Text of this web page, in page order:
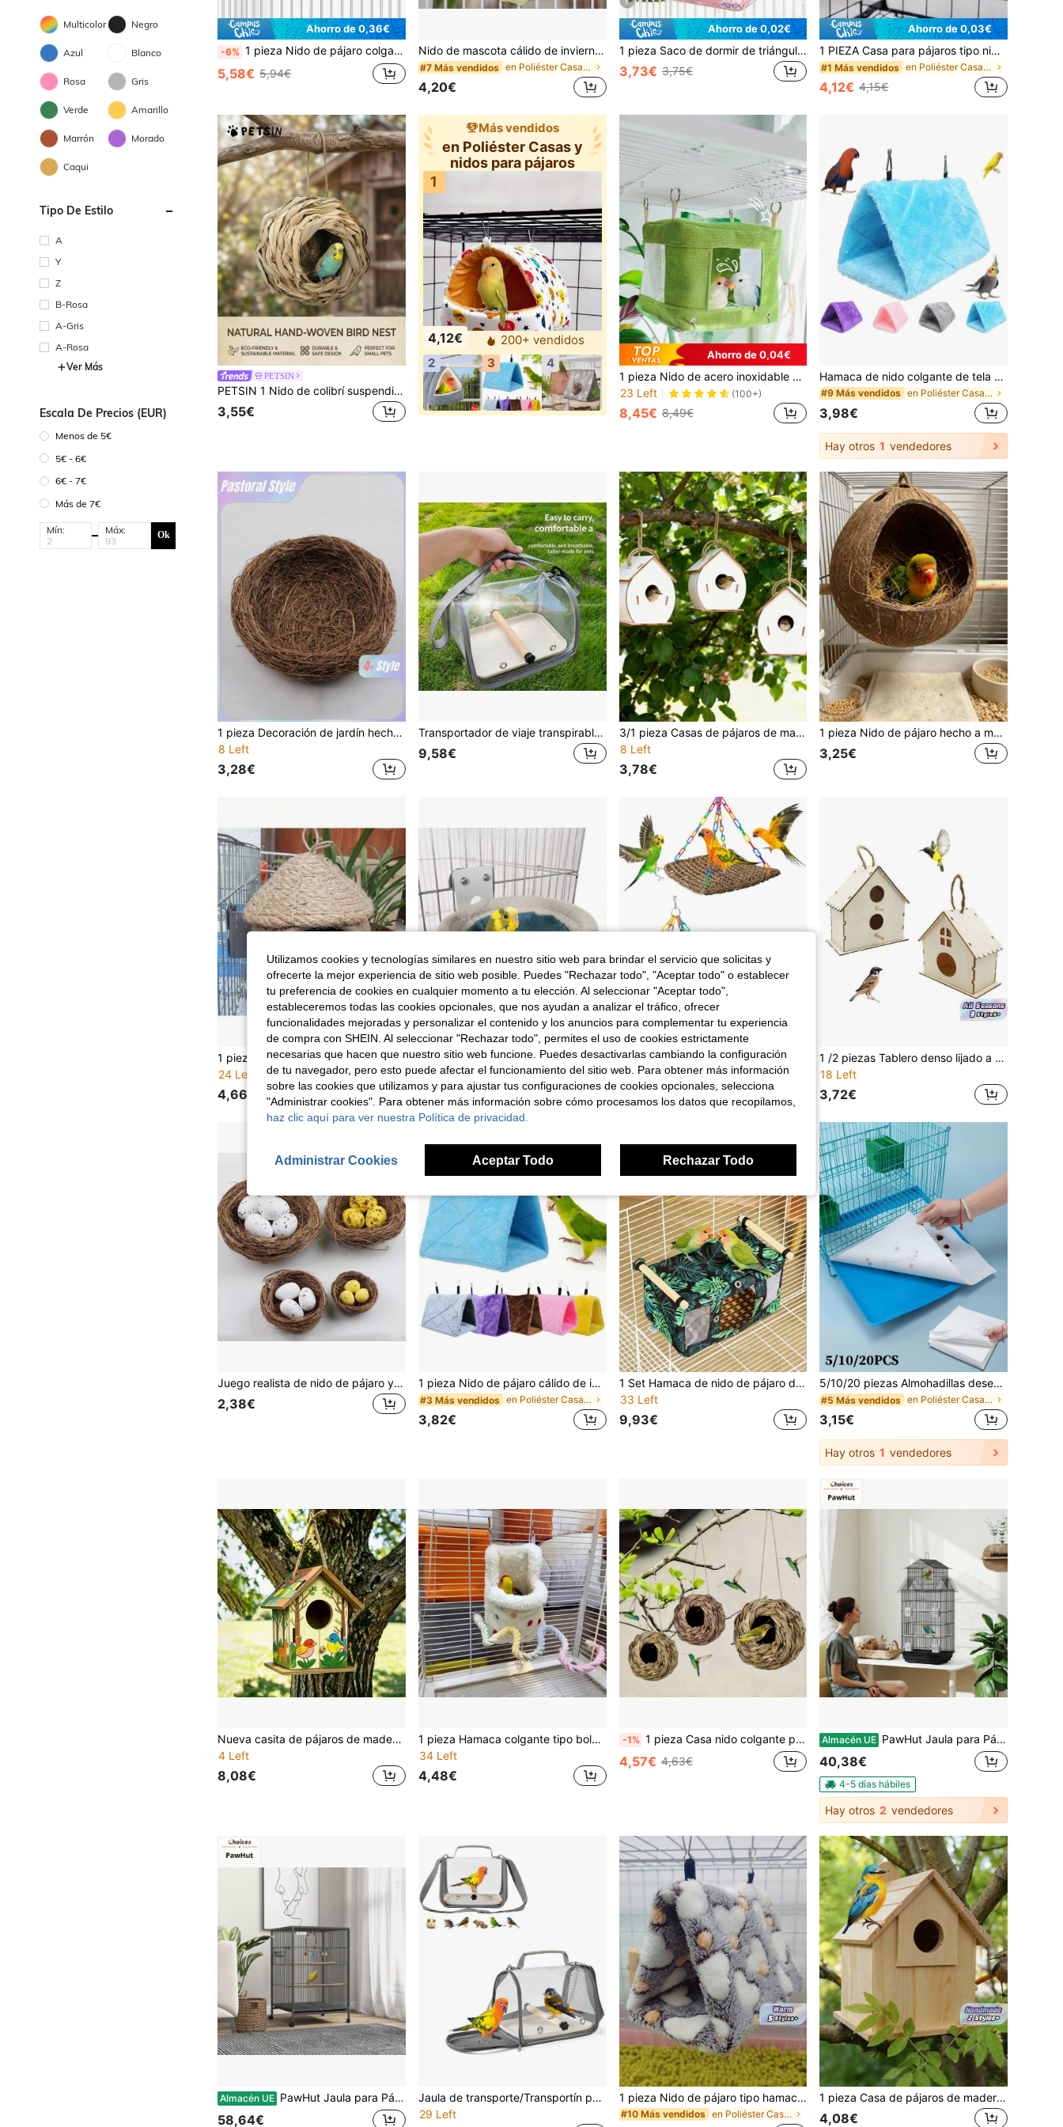
Multicolor Negro
Azul Blanco
Rosa Gris
Verde Amarillo
Marrón Morado
Caqui
Tipo De Estilo
A
Y
Z
B-Rosa
A-Gris
A-Rosa
Ver Más
Escala De Precios (EUR)
Menos de 5€
5€ - 6€
6€ - 7€
Más de 7€
Mín: Máx: Ok
Ahorro de 0,36€
-6% 1 pieza Nido de pájaro colgante de piña trenzada de paja de mar natural, adecuado para jaula de pájaros o uso en interiores, nido de pájaros cálido
5,58€ 5,94€
Nido de mascota cálido de invierno, adecuado para jaulas de pájaros con diseño colgante, aplicable para loros, hámsteres y erizos, regalo práctico para mascotas
#7 Más vendidos en Poliéster Casas y nidos para pájaros
4,20€
5
Ahorro de 0,02€
1 pieza Saco de dormir de triángulo con cobertura completa y estampado de dibujos animados para loros, hámsteres, pájaros pequeños en otoño e invierno
3,73€ 3,75€
Ahorro de 0,03€
1 PIEZA Casa para pájaros tipo nido de loro de 4 estaciones, diseño cómodo y duradero, hecha de materiales de alta calidad, espacio interior amplio para loros, accesorio de decoración y mascotas
#1 Más vendidos en Poliéster Casas y nidos para pájaros
4,12€ 4,15€
PETSIN
PETSIN 1 Nido de colibrí suspendido, casa de pájaros tejida a mano, refugio de pájaros esférico para exteriores, adecuado para jardines, terrazas, céspedes
3,55€
Más vendidos
en Poliéster Casas y
nidos para pájaros
1
4,12€
200+ vendidos
2
3 4
Ahorro de 0,04€
1 pieza Nido de acero inoxidable con malla inferior para loro, nido de verano fresco y transpirable, casa de campaña para dormir
23 Left
(100+)
8,45€ 8,49€
Hamaca de nido colgante de tela suave y acogedora de triángulo para pájaros pequeños a medianos como cacatúas y periquitos, apta para dormir, descansar y jugar, disponible en varios tamaños y colores, incluye gancho metálico desmontable, para uso en todas las estaciones
#9 Más vendidos en Poliéster Casas y nidos para pájaros
3,98€
Hay otros 1 vendedores
1 pieza Decoración de jardín hecha a mano de nido de pájaro artificial, nido de pájaro tejido grueso de hierba marrón para pájaros domésticos o loros
8 Left
3,28€
Transportador de viaje transpirable para aves, bolsa transparente para loros, mochila jaula portátil de gran capacidad para aves de mano
9,58€
3/1 pieza Casas de pájaros de madera, adecuadas para nidos de pájaros al aire libre, decoraciones de paisajes de nidos de pájaros, decoraciones de balcones al aire libre, suministros de jardinería al aire libre, decoraciones de jardín y refugios colgantes al aire libre a prueba de viento, a prueba de humedad y cálidos.
8 Left
3,78€
1 pieza Nido de pájaro hecho a mano para decoración de jardín, nido de pájaro de paja tejida gruesa de color marrón, adecuado para pájaros mascotas o loros, almohadilla de anidación natural para pájaros mascotas pequeños, nido, cama, almohadilla cálida anti-picoteo, adecuada para loros, periquitos, loros de cola larga, canarios, redonda y cálida
3,25€
1 pieza Almohadilla de material de anidación natural mixta, adecuada para nidos de pájaros, almohadilla de nido para la construcción y refugio de nidos de pájaros, material de almohadilla de nido de pájaro de hibisco.
24 Left
4,66€
Accesorios de casa de anidación y cría de nidos de aves 2024, adecuados para canarios, periquitos, loros pequeños, periquitos enanos, cotorras, con servicio de dropshipping disponible
33 Left
5,52€
6,19€
1 /2 piezas Tablero denso lijado a mano con múltiples cámaras Juego combinado de nido de pájaro y casita de pájaro DIY Color de madera natural Para loros pequeños y periquitos Tiempo de juego al aire libre Aliviar el aburrimiento Sombra refrescante Descanso Todas las estaciones Accesorios para jaula de pájaros mascota
18 Left
3,72€
Juego realista de nido de pájaro y huevos, nido de pájaro, nido de pájaro pequeño, huevos de Pascua, suministros de Pascua, accesorios decorativos suaves, huevos de codorniz, huevos de pájaro, huevos de espuma de colores, decoración de corona de DIY con huevos de paloma manchados, huevos de paloma realistas, nido de pájaro tejido a mano para decoración de jardín, decoración de paisaje en miniatura con nido de pájaro, decoración de patio exterior con casa de pájaros
2,38€
1 pieza Nido de pájaro cálido de invierno, hamaca para casa de loro, jaula para pájaros, casa de escondite de peluche para pájaros, adecuada para hámsters, loros, cacatúas, periquitos, inseparables, ninfas
#3 Más vendidos en Poliéster Casas y nidos para pájaros
3,82€
1 Set Hamaca de nido de pájaro de verano, que incluye 1 hamaca transpirable azul, 1 habitación de estilo de tienda de campaña, 1 columpio de hamaca para loro, 1 nido de pájaro de estilo cueva verde transpirable, 1 hamaca con estera de ratán, accesorios de jaula transpirable de verano, posadero ajustable. Duradero y adecuado para cacatúa, guacamayo, conuro, periquito, mirlo y otras especies de loros para proporcionar un espacio cómodo para masticar y descansar.
33 Left
9,93€
5/10/20 piezas Almohadillas desechables para jaula de pájaros, Almohadillas absorbentes de tela no tejida para el fondo de la jaula de loros, Almohadillas engrosadas para la limpieza de excrementos de pájaros
#5 Más vendidos en Poliéster Casas y nidos para pájaros
3,15€
Hay otros 1 vendedores
Nueva casita de pájaros de madera para exterior, estilo villa, creativa y campestre, nido para loros, comedero ornamental y jaula para pájaros
4 Left
8,08€
1 pieza Hamaca colgante tipo bolsa de dormir para loros, adecuada para loros, periquitos, hámsteres, bolsa de descanso cómoda para viajes, fácil de transportar - Bolsa de dormir para animales pequeños
34 Left
4,48€
-1% 1 pieza Casa nido colgante para colibríes, Casa de pájaros tejida a mano, Refugio esférico para pájaros para exteriores, Adecuado para jardín, patio, césped
4,57€ 4,63€
Almacén UE PawHut Jaula para Pájaros de Acero Pajarera con Comederos Perchas Columpio y Bandeja Extraíble Jaula Grande para Loros Canario Periquito 50,5x41x104 cm Negro
40,38€
4-5 días hábiles
Hay otros 2 vendedores
Almacén UE PawHut Jaula para Pájaros con Ruedas Pajarera de Acero con Comederos Perchas Columpio Estante Cuencos y Bandeja Extraíble Jaula Grande para Loros Canario Periquito 48x64x74 cm Gris
58,64€
Jaula de transporte/Transportín portátil para mascotas (con bandeja), Bolso de transporte tipo jaula de pájaros transparente, Transpirable y cómodo, Adecuado para pájaros, loros, cacatúas y pequeños reptiles, con Percha y almohadilla suave
29 Left
1 pieza Nido de pájaro tipo hamaca de triángulo suave, cálido y acolchado con diseño de corazón, apto para cacatúas, periquitos y otros loros pequeños y medianos para dormir, descansar y jugar. Múltiples tamaños y opciones de color, gancho de metal desmontable para limpieza, apto para otoño e invierno
#10 Más vendidos en Poliéster Casas y nidos para pájaros
1 pieza Casa de pájaros de madera resistente al clima para exteriores, nido de pájaros mini personalizado adecuado para gorriones, periquitos, varias aves, colibríes, uso interior/exterior, madera natural hecha a mano, anti-caída.
4,08€
Utilizamos cookies y tecnologías similares en nuestro sitio web para brindar el servicio que solicitas y
ofrecerte la mejor experiencia de sitio web posible. Puedes "Rechazar todo", "Aceptar todo" o establecer
tu preferencia de cookies en cualquier momento a tu elección. Al seleccionar "Aceptar todo",
estableceremos todas las cookies opcionales, que nos ayudan a analizar el tráfico, ofrecer
funcionalidades mejoradas y personalizar el contenido y los anuncios para complementar tu experiencia
de compra con SHEIN. Al seleccionar "Rechazar todo", permites el uso de cookies estrictamente
necesarias que hacen que nuestro sitio web funcione. Puedes desactivarlas cambiando la configuración
de tu navegador, pero esto puede afectar el funcionamiento del sitio web. Para obtener más información
sobre las cookies que utilizamos y para ajustar tus configuraciones de cookies opcionales, selecciona
"Administrar cookies". Para obtener más información sobre cómo procesamos los datos que recopilamos,
haz clic aquí para ver nuestra Política de privacidad.
Administrar Cookies Aceptar Todo Rechazar Todo